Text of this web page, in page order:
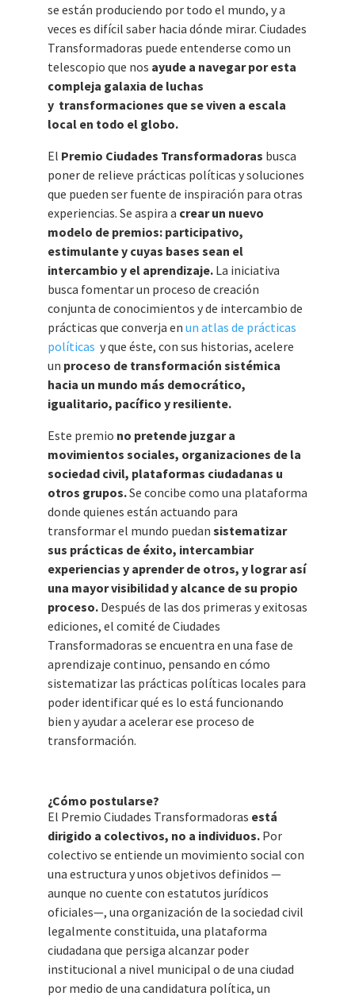
se están produciendo por todo el mundo, y a
veces es difícil saber hacia dónde mirar. Ciudades
Transformadoras puede entenderse como un
telescopio que nos ayude a navegar por esta
compleja galaxia de luchas
y transformaciones que se viven a escala
local en todo el globo.
El Premio Ciudades Transformadoras busca
poner de relieve prácticas políticas y soluciones
que pueden ser fuente de inspiración para otras
experiencias. Se aspira a crear un nuevo
modelo de premios: participativo,
estimulante y cuyas bases sean el
intercambio y el aprendizaje.La iniciativa
busca fomentar un proceso de creación
conjunta de conocimientos y de intercambio de
prácticas que converja en un atlas de prácticas
políticas y que éste, con sus historias, acelere
un proceso de transformación sistémica
hacia un mundo más democrático,
igualitario, pacífico y resiliente.
Este premio no pretende juzgar a
movimientos sociales, organizaciones de la
sociedad civil, plataformas ciudadanas u
otros grupos.Se concibe como una plataforma
donde quienes están actuando para
transformar el mundo puedan sistematizar
sus prácticas de éxito, intercambiar
experiencias y aprender de otros, y lograr así
una mayor visibilidad y alcance de su propio
proceso.Después de las dos primeras y exitosas
ediciones, el comité de Ciudades
Transformadoras se encuentra en una fase de
aprendizaje continuo, pensando en cómo
sistematizar las prácticas políticas locales para
poder identificar qué es lo está funcionando
bien y ayudar a acelerar ese proceso de
transformación.
¿Cómo postularse?
El Premio Ciudades Transformadoras está
dirigido a colectivos, no a individuos.Por
colectivo se entiende un movimiento social con
una estructura y unos objetivos definidos —
aunque no cuente con estatutos jurídicos
oficiales—, una organización de la sociedad civil
legalmente constituida, una plataforma
ciudadana que persiga alcanzar poder
institucional a nivel municipal o de una ciudad
por medio de una candidatura política, un